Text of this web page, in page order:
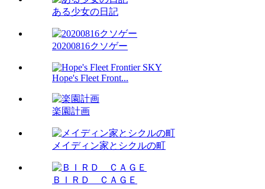
ある少女の日記
20200816クソゲー
Hope's Fleet Front...
楽園計画
メイディン家とシクルの町
ＢＩＲＤ ＣＡＧＥ